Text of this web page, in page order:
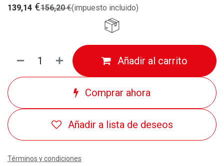
139,14 €156,20€(impuesto incluido)
Añadir al carrito
Comprar ahora
Añadir a lista de deseos
Términos y condiciones